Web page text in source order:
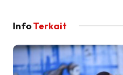
InfoTerkait